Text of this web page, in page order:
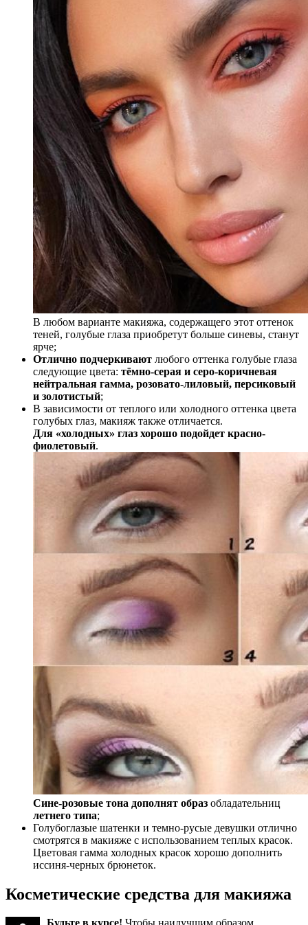
В любом варианте макияжа, содержащего этот оттенок
теней, голубые глаза приобретут больше синевы, станут
ярче;
Отлично подчеркивают любого оттенка голубые глаза
следующие цвета: тёмно-серая и серо-коричневая
нейтральная гамма, розовато-лиловый, персиковый
и золотистый;
В зависимости от теплого или холодного оттенка цвета
голубых глаз, макияж также отличается.
Для «холодных» глаз хорошо подойдет красно-
фиолетовый.
Сине-розовые тона дополнят образ обладательниц
летнего типа;
Голубоглазые шатенки и темно-русые девушки отлично
смотрятся в макияже с использованием теплых красок.
Цветовая гамма холодных красок хорошо дополнить
иссиня-черных брюнеток.
Косметические средства для макияжа